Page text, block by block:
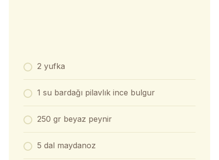
2 yufka
1 su bardağı pilavlık ince bulgur
250 gr beyaz peynir
5 dal maydanoz